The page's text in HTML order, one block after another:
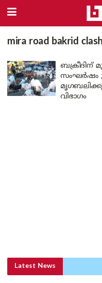
mira road bakrid clash
ബക്രീദിന്
സംഘർഷം
വിഭാഗം
Latest News